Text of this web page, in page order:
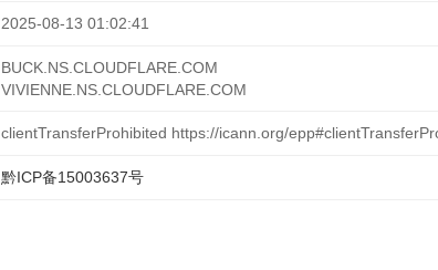
2025-08-13 01:02:41
BUCK.NS.CLOUDFLARE.COM
VIVIENNE.NS.CLOUDFLARE.COM
clientTransferProhibited https://icann.org/
黔ICP备15003637号